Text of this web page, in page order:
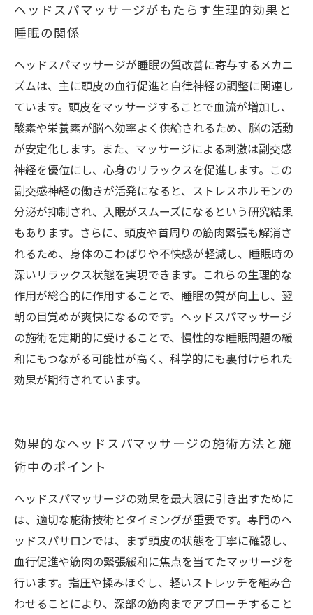
ヘッドスパマッサージがもたらす生理的効果と
睡眠の関係
ヘッドスパマッサージが睡眠の質改善に寄与するメカニ
ズムは、主に頭皮の血行促進と自律神経の調整に関連し
ています。頭皮をマッサージすることで血流が増加し、
酸素や栄養素が脳へ効率よく供給されるため、脳の活動
が安定化します。また、マッサージによる刺激は副交感
神経を優位にし、心身のリラックスを促進します。この
副交感神経の働きが活発になると、ストレスホルモンの
分泌が抑制され、入眠がスムーズになるという研究結果
もあります。さらに、頭皮や首周りの筋肉緊張も解消さ
れるため、身体のこわばりや不快感が軽減し、睡眠時の
深いリラックス状態を実現できます。これらの生理的な
作用が総合的に作用することで、睡眠の質が向上し、翌
朝の目覚めが爽快になるのです。ヘッドスパマッサージ
の施術を定期的に受けることで、慢性的な睡眠問題の緩
和にもつながる可能性が高く、科学的にも裏付けられた
効果が期待されています。
効果的なヘッドスパマッサージの施術方法と施
術中のポイント
ヘッドスパマッサージの効果を最大限に引き出すために
は、適切な施術技術とタイミングが重要です。専門のヘ
ッドスパサロンでは、まず頭皮の状態を丁寧に確認し、
血行促進や筋肉の緊張緩和に焦点を当てたマッサージを
行います。指圧や揉みほぐし、軽いストレッチを組み合
わせることにより、深部の筋肉までアプローチすること